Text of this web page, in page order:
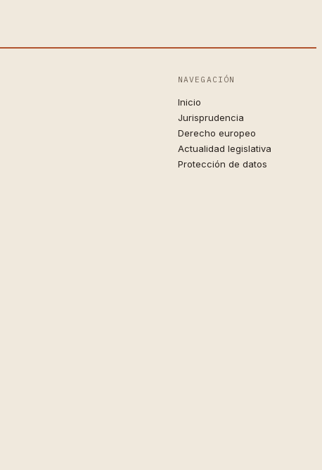
NAVEGACIÓN
Inicio
Jurisprudencia
Derecho europeo
Actualidad legislativa
Protección de datos